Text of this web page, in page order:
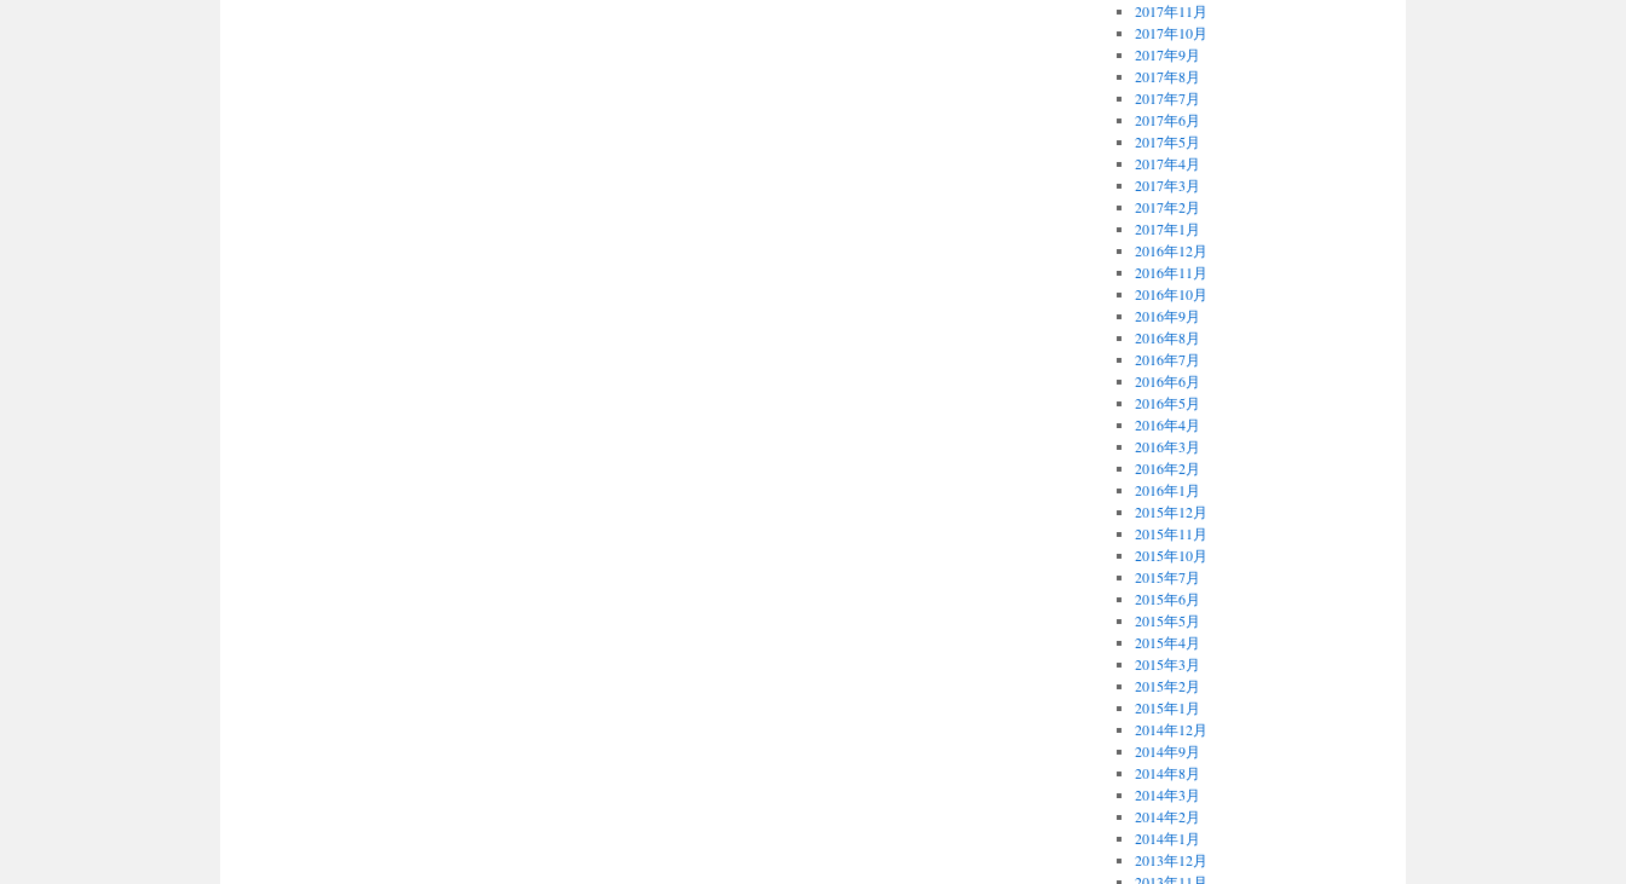
2017年11月
2017年10月
2017年9月
2017年8月
2017年7月
2017年6月
2017年5月
2017年4月
2017年3月
2017年2月
2017年1月
2016年12月
2016年11月
2016年10月
2016年9月
2016年8月
2016年7月
2016年6月
2016年5月
2016年4月
2016年3月
2016年2月
2016年1月
2015年12月
2015年11月
2015年10月
2015年7月
2015年6月
2015年5月
2015年4月
2015年3月
2015年2月
2015年1月
2014年12月
2014年9月
2014年8月
2014年3月
2014年2月
2014年1月
2013年12月